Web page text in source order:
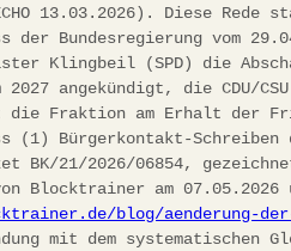
13.03.2026). Diese Rede
der Bundesregierung vom
Klingbeil (SPD) die
angekündigt, die CDU/
die Fraktion am Erhalt der
(1) Bürgerkontakt-Schreiben
BK/21/2026/06854,
Blocktrainer am 07.05.2026
blog/aenderung-
mit dem systematischen